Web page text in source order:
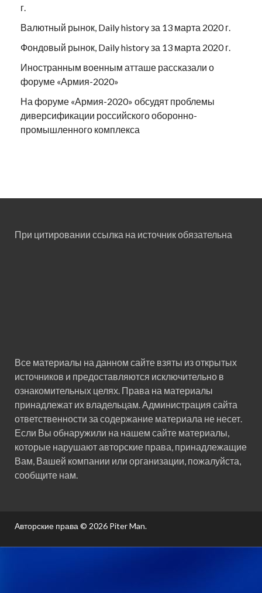
г.
Валютный рынок, Daily history за 13 марта 2020 г.
Фондовый рынок, Daily history за 13 марта 2020 г.
Иностранным военным атташе рассказали о
форуме «Армия-2020»
На форуме «Армия-2020» обсудят проблемы
диверсификации российского оборонно-
промышленного комплекса
При цитировании ссылка на источник обязательна
Все материалы на данном сайте взяты из открытых
источников и предоставляются исключительно в
ознакомительных целях. Права на материалы
принадлежат их владельцам. Администрация сайта
ответственности за содержание материала не несет.
Если Вы обнаружили на нашем сайте материалы,
которые нарушают авторские права, принадлежащие
Вам, Вашей компании или организации, пожалуйста,
сообщите нам.
Авторские права © 2026 Piter Man.